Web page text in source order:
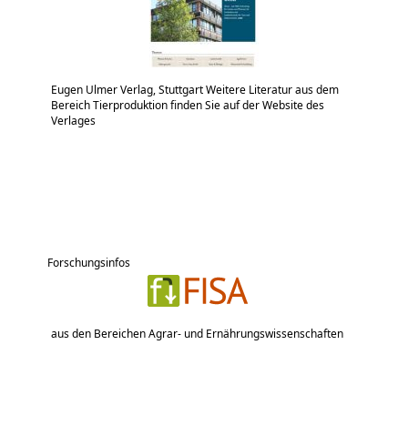
Eugen Ulmer Verlag, Stuttgart Weitere Literatur aus dem
Bereich Tierproduktion finden Sie auf der Website des
Verlages
Forschungsinfos
aus den Bereichen Agrar- und Ernährungswissenschaften